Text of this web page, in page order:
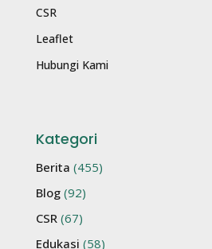
CSR
Leaflet
Hubungi Kami
Kategori
Berita (455)
Blog (92)
CSR (67)
Edukasi (58)